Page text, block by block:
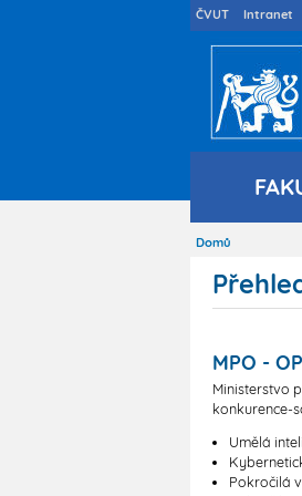
Druhé
menu
ČVUT Intranet
Drobečková
Domů
MPO -
Ministerstvo
konkurence-
Umělá
Pokročilá